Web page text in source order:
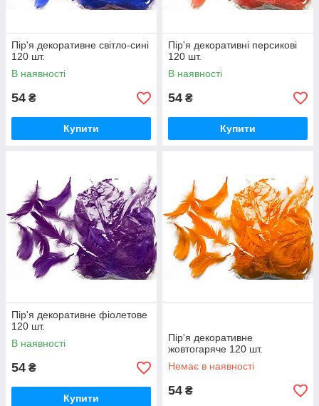
Пір'я декоративне світло-сині
120 шт.
В наявності
54 ₴
Купити
Пір'я декоративні персикові
120 шт.
В наявності
54 ₴
Купити
Пір'я декоративне фіолетове
120 шт.
В наявності
54 ₴
Купити
Пір'я декоративне
жовтогаряче 120 шт.
Немає в наявності
54 ₴